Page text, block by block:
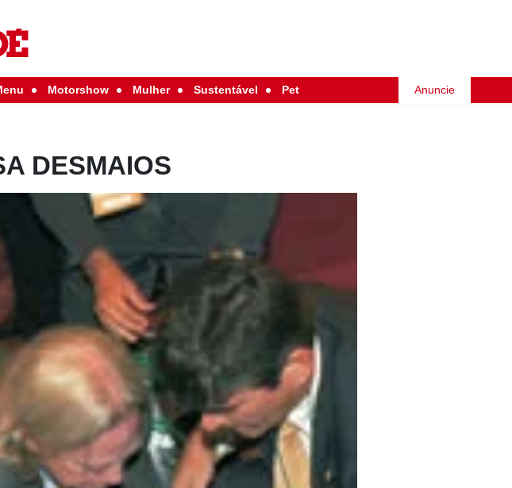
Motorshow Mulher Sustentável Pet Anuncie
DESMAIOS